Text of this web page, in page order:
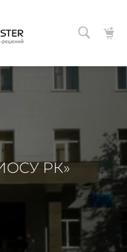
РК»